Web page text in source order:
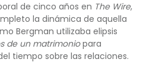
de cinco años en The Wire,
la dinámica de aquella
Bergman utilizaba elipsis
de un matrimoniopara
tiempo sobre las relaciones.